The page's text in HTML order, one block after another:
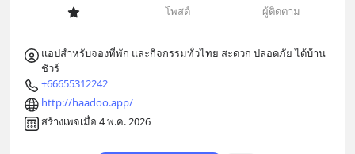
โพสต์ ผู้ติดตาม
แอปสำหรับจองที่พัก และกิจกรรมทั่วไทย สะดวก ปลอดภัย ได้บ้าน
ชัวร์
+66655312242
http://haadoo.app/
สร้างเพจเมื่อ 4 พ.ค. 2026